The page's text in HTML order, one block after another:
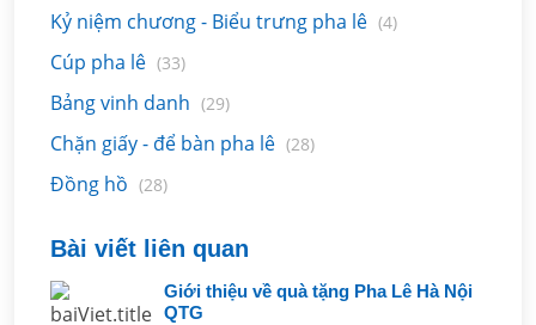
Kỷ niệm chương - Biểu trưng pha lê (4)
Cúp pha lê (33)
Bảng vinh danh (29)
Chặn giấy - để bàn pha lê (28)
Đồng hồ (28)
Bài viết liên quan
Giới thiệu về quà tặng Pha Lê Hà Nội
QTG